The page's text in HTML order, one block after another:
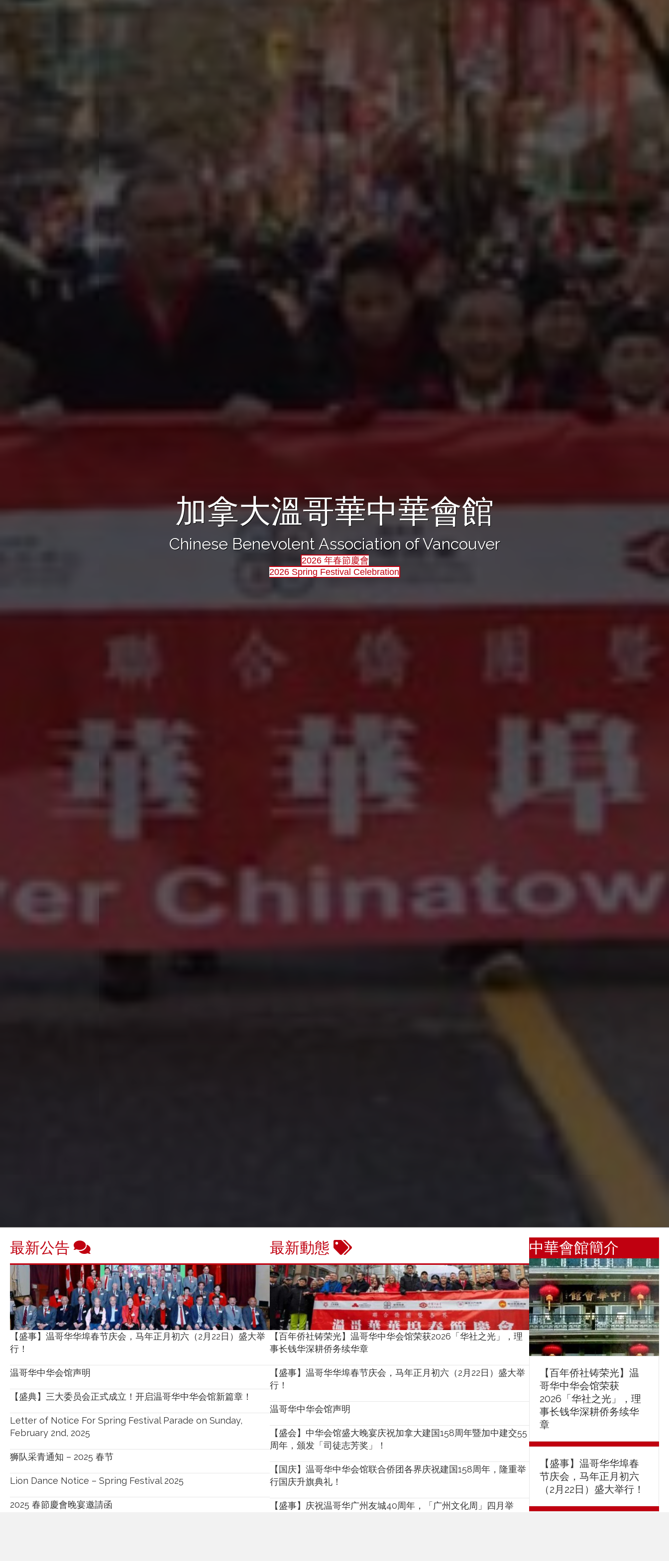
加拿大溫哥華中華會館
Chinese Benevolent Association of Vancouver
2026 年春節慶會
2026 Spring Festival Celebration
最新公告
【盛事】温哥华华埠春节庆会，马年正月初六（2月22日）盛大举
行！
温哥华中华会馆声明
【盛典】三大委员会正式成立！开启温哥华中华会馆新篇章！
Letter of Notice For Spring Festival Parade on Sunday,
February 2nd, 2025
狮队采青通知 – 2025 春节
Lion Dance Notice – Spring Festival 2025
2025 春節慶會晚宴邀請函
最新動態
【百年侨社铸荣光】温哥华中华会馆荣获2026「华社之光」，理
事长钱华深耕侨务续华章
【盛事】温哥华华埠春节庆会，马年正月初六（2月22日）盛大举
行！
温哥华中华会馆声明
【盛会】中华会馆盛大晚宴庆祝加拿大建国158周年暨加中建交55
周年，颁发「司徒志芳奖」！
【国庆】温哥华中华会馆联合侨团各界庆祝建国158周年，隆重举
行国庆升旗典礼！
【盛事】庆祝温哥华广州友城40周年，「广州文化周」四月举
中華會館簡介
【百年侨社铸荣光】温
哥华中华会馆荣获
2026「华社之光」，理
事长钱华深耕侨务续华
章
【盛事】温哥华华埠春
节庆会，马年正月初六
（2月22日）盛大举行！